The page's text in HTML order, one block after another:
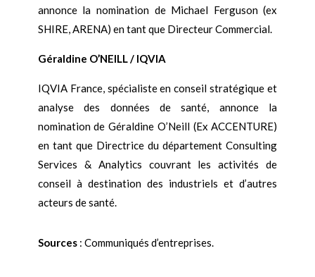
annonce la nomination de Michael Ferguson (ex
SHIRE, ARENA) en tant que Directeur Commercial.
Géraldine O’NEILL / IQVIA
IQVIA France, spécialiste en conseil stratégique et
analyse des données de santé, annonce la
nomination de Géraldine O’Neill (Ex ACCENTURE)
en tant que Directrice du département Consulting
Services & Analytics couvrant les activités de
conseil à destination des industriels et d’autres
acteurs de santé.
Sources: Communiqués d’entreprises.